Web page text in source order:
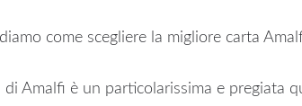
come scegliere la migliore carta
di Amalfi è un particolarissima e pregiata